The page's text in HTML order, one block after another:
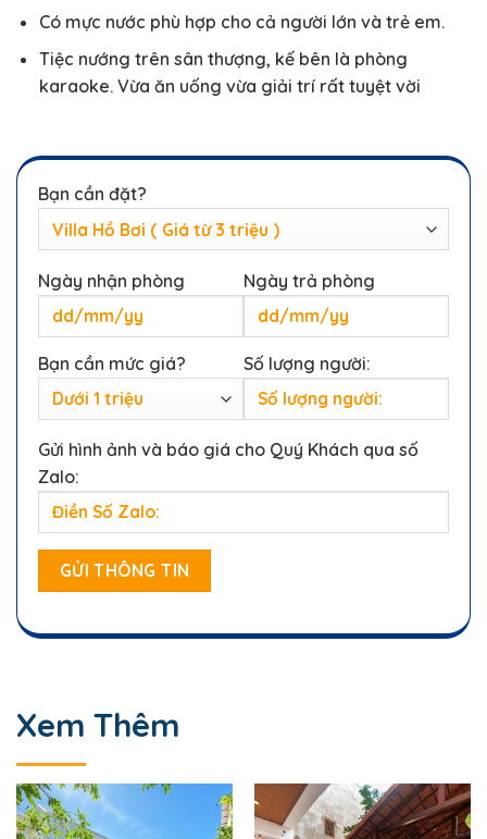
Có mực nước phù hợp cho cả người lớn và trẻ em.
Tiệc nướng trên sân thượng, kế bên là phòng
karaoke. Vừa ăn uống vừa giải trí rất tuyệt vời
Bạn cần đặt?
Ngày nhận phòng Ngày trả phòng
Bạn cần mức giá? Số lượng người:
Gửi hình ảnh và báo giá cho Quý Khách qua số
Zalo:
Xem Thêm